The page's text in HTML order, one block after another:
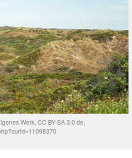
Werk, CC BY-SA 3.0 de,